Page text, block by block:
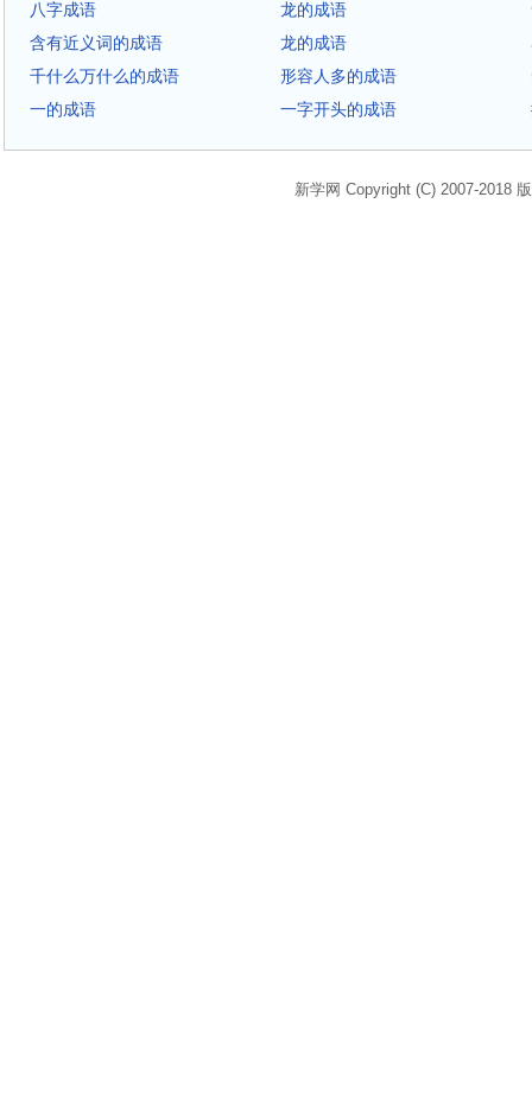
八字成语 龙的成语
含有近义词的成语
龙的成语
千什么万什么的成语
形容人多的成语
一的成语
一字开头的成语
新学网 Copyright (C) 2007-2018